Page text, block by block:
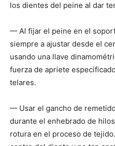
los dientes del peine al dar
— Al fijar el peine en el
siempre a ajustar desde el
usando una llave
fuerza de apriete
telares.
— Usar el gancho de
durante el enhebrado de
rotura en el proceso de